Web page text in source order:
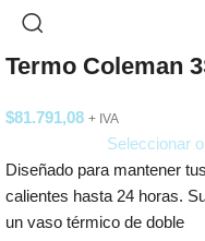
Termo Coleman
$81.791,08 + IVA
Seleccionar
Diseñado para mantener
calientes hasta 24 horas.
un vaso térmico de doble